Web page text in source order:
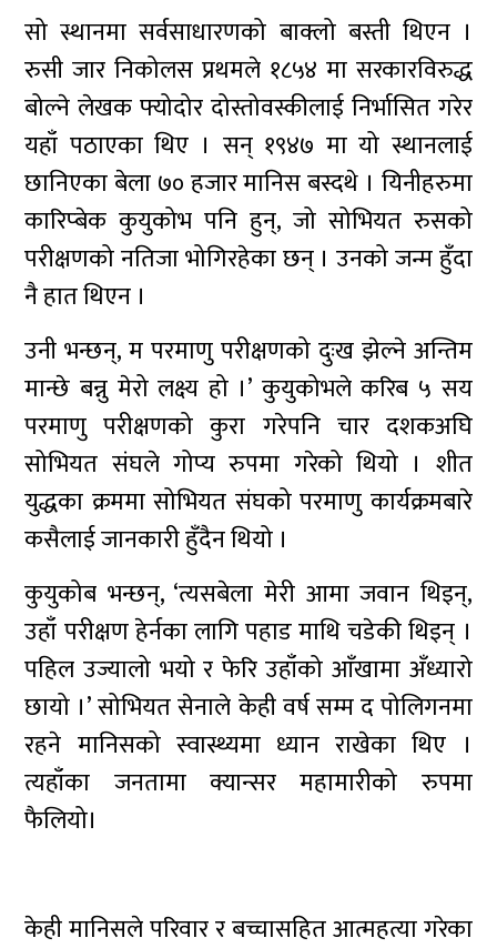
सो स्थानमा सर्वसाधारणको बाक्लो बस्ती थिएन ।
रुसी जार निकोलस प्रथमले १८५४ मा सरकारविरुद्ध
बोल्ने लेखक फ्योदोर दोस्तोवस्कीलाई निर्भासित गरेर
यहाँ पठाएका थिए । सन् १९४७ मा यो स्थानलाई
छानिएका बेला ७० हजार मानिस बस्दथे । यिनीहरुमा
कारिप्बेक कुयुकोभ पनि हुन्, जो सोभियत रुसको
परीक्षणको नतिजा भोगिरहेका छन् । उनको जन्म हुँदा
नै हात थिएन ।
उनी भन्छन्, म परमाणु परीक्षणको दुःख झेल्ने अन्तिम
मान्छे बन्नु मेरो लक्ष्य हो ।’ कुयुकोभले करिब ५ सय
परमाणु परीक्षणको कुरा गरेपनि चार दशकअघि
सोभियत संघले गोप्य रुपमा गरेको थियो । शीत
युद्धका क्रममा सोभियत संघको परमाणु कार्यक्रमबारे
कसैलाई जानकारी हुँदैन थियो ।
कुयुकोब भन्छन्, ‘त्यसबेला मेरी आमा जवान थिइन्,
उहाँ परीक्षण हेर्नका लागि पहाड माथि चडेकी थिइन् ।
पहिल उज्यालो भयो र फेरि उहाँको आँखामा अँध्यारो
छायो ।’ सोभियत सेनाले केही वर्ष सम्म द पोलिगनमा
रहने मानिसको स्वास्थ्यमा ध्यान राखेका थिए ।
त्यहाँका जनतामा क्यान्सर महामारीको रुपमा
फैलियो।
केही मानिसले परिवार र बच्चासहित आत्महत्या गरेका